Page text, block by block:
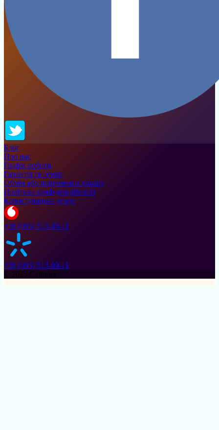
Блог
Про нас
Графік роботи
Гарантія та сервіс
Обмін або повернення товару
Політика конфіденційності
Користувацька угода
+38 (095) 513-00-11
+38 (093) 513-00-11
© 2025 Cylinder